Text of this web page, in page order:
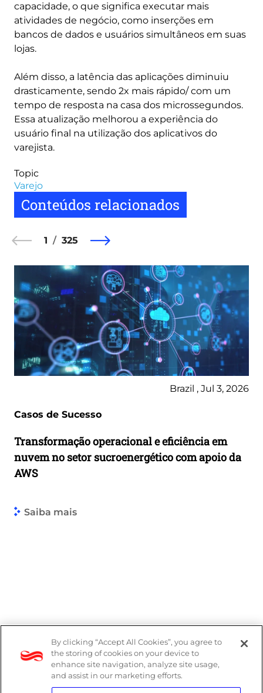
capacidade, o que significa executar mais
atividades de negócio, como inserções em
bancos de dados e usuários simultâneos em suas
lojas.
Além disso, a latência das aplicações diminuiu
drasticamente, sendo 2x mais rápido/ com um
tempo de resposta na casa dos microssegundos.
Essa atualização melhorou a experiência do
usuário final na utilização dos aplicativos do
varejista.
Topic
Varejo
Conteúdos relacionados
1 325
Brazil , Jul 3, 2026
Casos de Sucesso
Transformação operacional e eficiência em
nuvem no setor sucroenergético com apoio da
AWS
Saiba mais
By clicking “Accept All Cookies”, you agree to
the storing of cookies on your device to
enhance site navigation, analyze site usage,
and assist in our marketing efforts.